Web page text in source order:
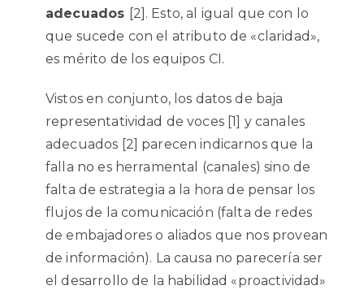
adecuados
[2]. Esto, al igual que con lo
que sucede con el atributo de «claridad»,
es mérito de los equipos CI.
Vistos en conjunto, los datos de baja
representatividad de voces [1] y canales
adecuados [2] parecen indicarnos que la
falla no es herramental (canales) sino de
falta de estrategia a la hora de pensar los
flujos de la comunicación (falta de redes
de embajadores o aliados que nos provean
de información). La causa no parecería ser
el desarrollo de la habilidad «proactividad»